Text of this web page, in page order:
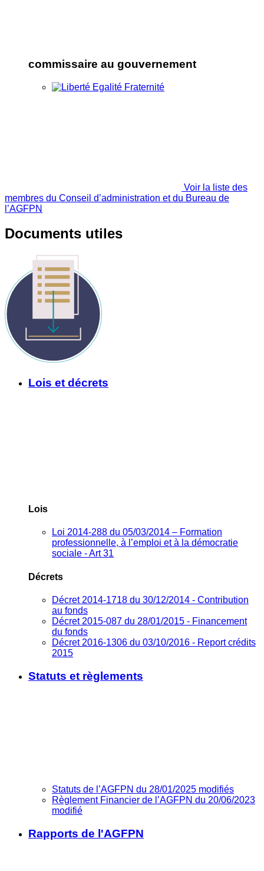
commissaire au gouvernement
Voir la liste des
membres du Conseil d’administration et du Bureau de
l’AGFPN
Documents utiles
Lois et décrets
Lois
Loi 2014-288 du 05/03/2014 – Formation
professionnelle, à l’emploi et à la démocratie
sociale - Art 31
Décrets
Décret 2014-1718 du 30/12/2014 - Contribution
au fonds
Décret 2015-087 du 28/01/2015 - Financement
du fonds
Décret 2016-1306 du 03/10/2016 - Report crédits
2015
Statuts et règlements
Statuts de l’AGFPN du 28/01/2025 modifiés
Règlement Financier de l’AGFPN du 20/06/2023
modifié
Rapports de l'AGFPN